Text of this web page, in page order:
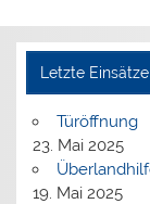
Letzte Einsätze
Türöffnung
23. Mai 2025
19. Mai 2025